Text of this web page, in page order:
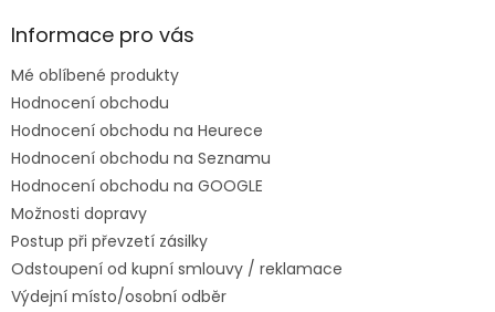
Informace pro vás
Mé oblíbené produkty
Hodnocení obchodu
Hodnocení obchodu na Heurece
Hodnocení obchodu na Seznamu
Hodnocení obchodu na GOOGLE
Možnosti dopravy
Postup při převzetí zásilky
Odstoupení od kupní smlouvy / reklamace
Výdejní místo/osobní odběr